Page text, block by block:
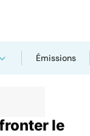
Émissions
le